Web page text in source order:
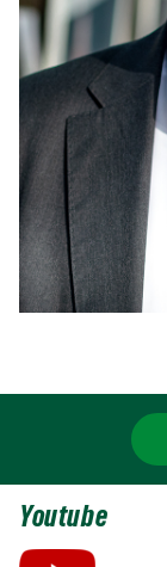
Youtube